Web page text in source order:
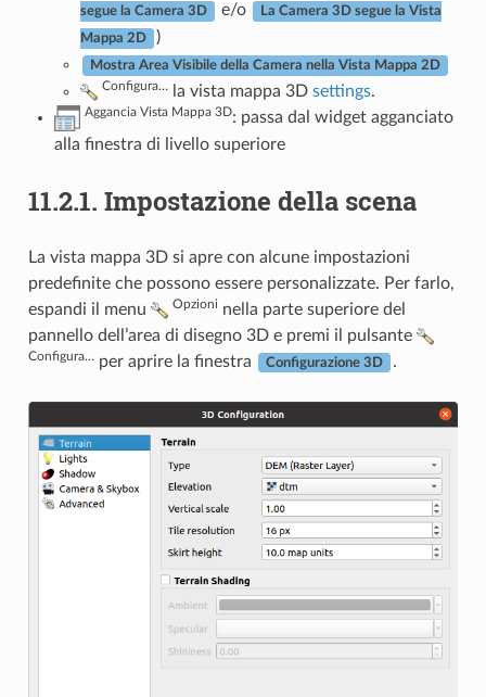
segue la Camera 3D e/o La Camera 3D segue la Vista
Mappa 2D )
Mostra Area Visibile della Camera nella Vista Mappa 2D
Configura…la vista mappa 3D settings.
Aggancia Vista Mappa 3D: passa dal widget agganciato
alla finestra di livello superiore
11.2.1. Impostazione della scena
La vista mappa 3D si apre con alcune impostazioni
predefinite che possono essere personalizzate. Per farlo,
espandi il menu
Opzioni nella parte superiore del
pannello dell’area di disegno 3D e premi il pulsante
Configura…per aprire la finestra Configurazione 3D .